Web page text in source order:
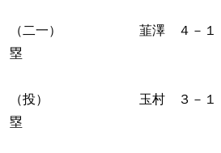
（二一） 韮澤 ４－１
塁
（投） 玉村 ３－１ ０
塁